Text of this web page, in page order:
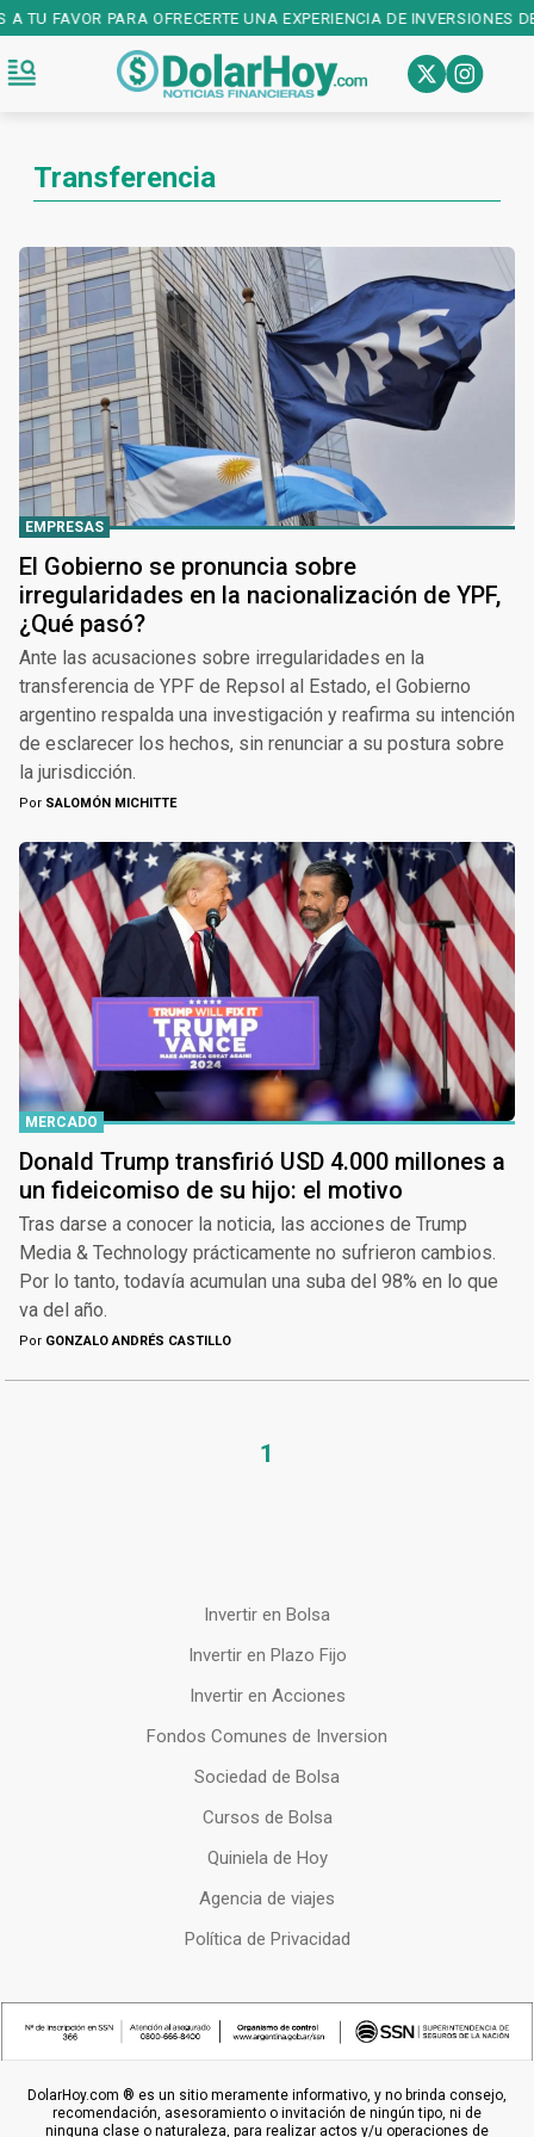
FAVOR PARA OFRECERTE UNA EXPERIENCIA DE INVERSIONES
Transferencia
EMPRESAS
El Gobierno se pronuncia sobre
irregularidades en la nacionalización de YPF,
¿Qué pasó?
Ante las acusaciones sobre irregularidades en la
transferencia de YPF de Repsol al Estado, el Gobierno
argentino respalda una investigación y reafirma su intención
de esclarecer los hechos, sin renunciar a su postura sobre
la jurisdicción.
Por SALOMÓN MICHITTE
MERCADO
Donald Trump transfirió USD 4.000 millones a
un fideicomiso de su hijo: el motivo
Tras darse a conocer la noticia, las acciones de Trump
Media & Technology prácticamente no sufrieron cambios.
Por lo tanto, todavía acumulan una suba del 98% en lo que
va del año.
Por GONZALO ANDRÉS CASTILLO
1
Invertir en Bolsa
Invertir en Plazo Fijo
Invertir en Acciones
Fondos Comunes de Inversion
Sociedad de Bolsa
Cursos de Bolsa
Quiniela de Hoy
Agencia de viajes
Política de Privacidad
DolarHoy.com ® es un sitio meramente informativo, y no brinda consejo,
recomendación, asesoramiento o invitación de ningún tipo, ni de
ninguna clase o naturaleza, para realizar actos y/u operaciones de